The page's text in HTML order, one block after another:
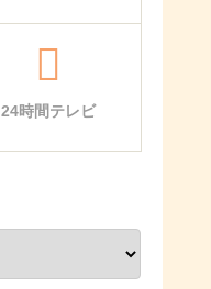
24時間テレビ